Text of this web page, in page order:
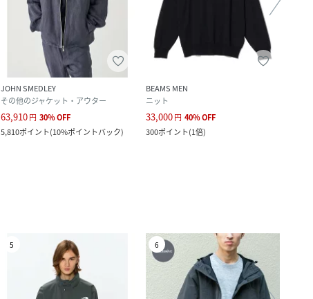
JOHN SMEDLEY
その他のジャケット・アウター
63,910円 30%OFF
5,810ポイント(10%ポイントバック)
BEAMS MEN
ニット
33,000円 40%OFF
300ポイント(1倍)
5 6